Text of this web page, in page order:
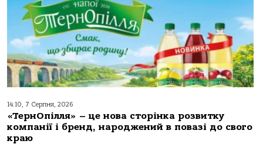
14:10, 7 Серпня, 2026
«ТернОпілля» – це нова сторінка розвитку
компанії і бренд, народжений в повазі до свого
краю